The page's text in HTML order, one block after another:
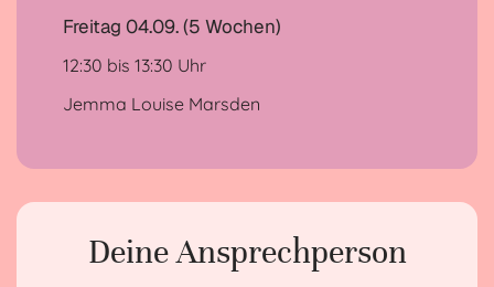
Freitag 04.09. (5 Wochen)
12:30 bis 13:30 Uhr
Jemma Louise Marsden
Deine Ansprechperson